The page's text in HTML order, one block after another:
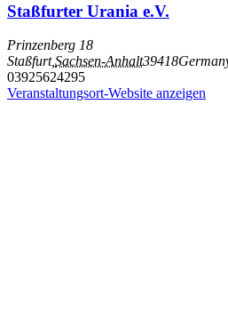
Staßfurter Urania e.V.
Prinzenberg 18
Staßfurt,Sachsen-Anhalt39418
03925624295
Veranstaltungsort-Website anzeigen